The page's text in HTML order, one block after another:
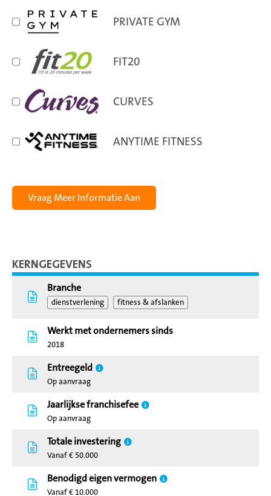
PRIVATE GYM
FIT20
CURVES
ANYTIME FITNESS
KERNGEGEVENS
Branche
dienstverlening fitness & afslanken
Werkt met ondernemers sinds
2018
Entreegeld
Op aanvraag
Jaarlijkse franchisefee
Op aanvraag
Totale investering
Vanaf € 50.000
Benodigd eigen vermogen
Vanaf € 10.000